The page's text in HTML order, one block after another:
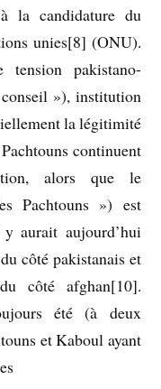
la candidature du
unies[8] (ONU).
pakistano-
»), institution
la légitimité
continuent
alors que le
Pachtouns ») est
aurait aujourd’hui
côté pakistanais et
côté afghan[10].
été (à deux
et Kaboul ayant